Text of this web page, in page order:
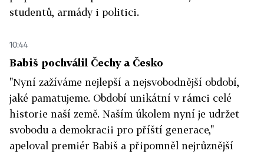
studentů, armády i politici.
10:44
Babiš pochválil Čechy a Česko
"Nyní zažíváme nejlepší a nejsvobodnější období,
jaké pamatujeme. Období unikátní v rámci celé
historie naší země. Naším úkolem nyní je udržet
svobodu a demokracii pro příští generace,"
apeloval premiér Babiš a připomněl nejrůznější